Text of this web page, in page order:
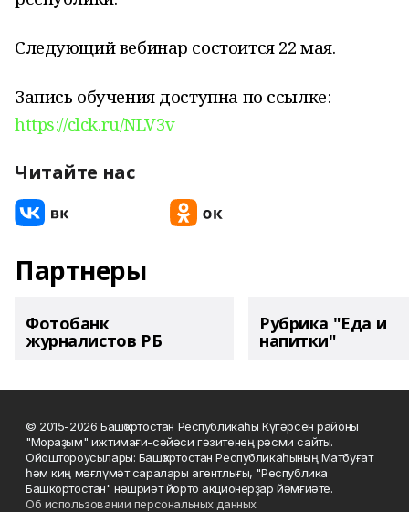
Следующий вебинар состоится 22 мая.
Запись обучения доступна по ссылке:
https://clck.ru/NLV3v
Читайте нас
Партнеры
Фотобанк
журналистов РБ
Рубрика "Еда и
напитки"
© 2015-2026 Башҡортостан Республикаһы Күгәрсен районы
"Мораҙым" ижтимағи-сәйәси гәзитенең рәсми сайты.
Ойоштороусылары: Башҡортостан Республикаһының Матбуғат
һәм киң мәғлүмәт саралары агентлығы, "Республика
Башкортостан" нәшриәт йорто акционерҙар йәмғиәте.
Об использовании персональных данных